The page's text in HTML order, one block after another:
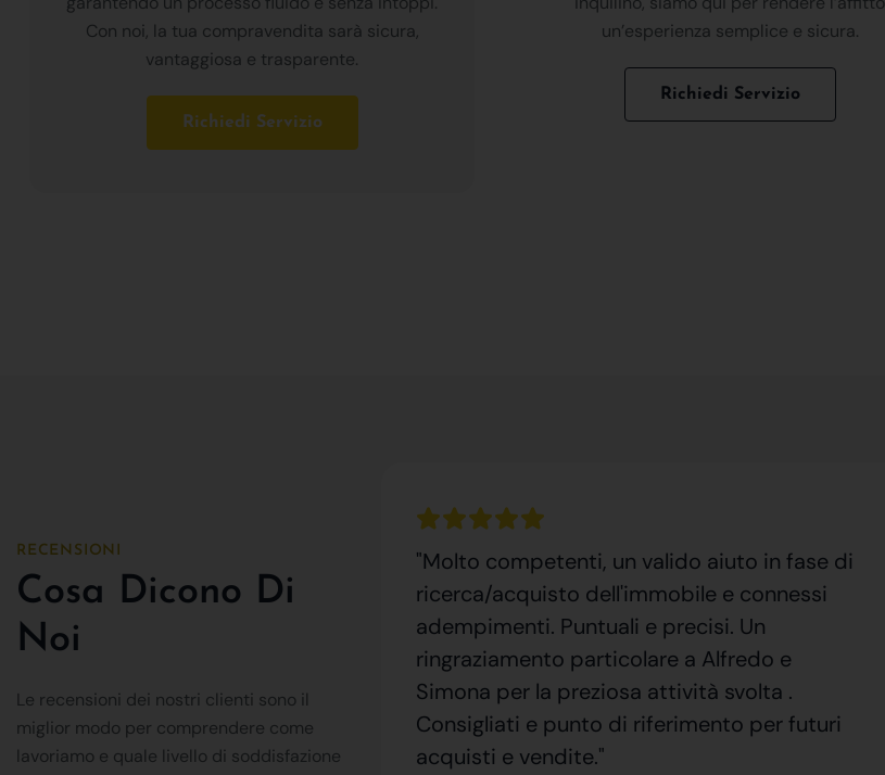
Con noi, la tua compravendita sarà sicura,
vantaggiosa e trasparente.
Richiedi Servizio
un’esperienza semplice e sicura.
Richiedi Servizio
RECENSIONI
Cosa Dicono Di
Noi
Le recensioni dei nostri clienti sono il
miglior modo per comprendere come
lavoriamo e quale livello di soddisfazione
"Molto competenti, un valido aiuto in fase di
ricerca/acquisto dell'immobile e connessi
adempimenti. Puntuali e precisi. Un
ringraziamento particolare a Alfredo e
Simona per la preziosa attività svolta .
Consigliati e punto di riferimento per futuri
acquisti e vendite."